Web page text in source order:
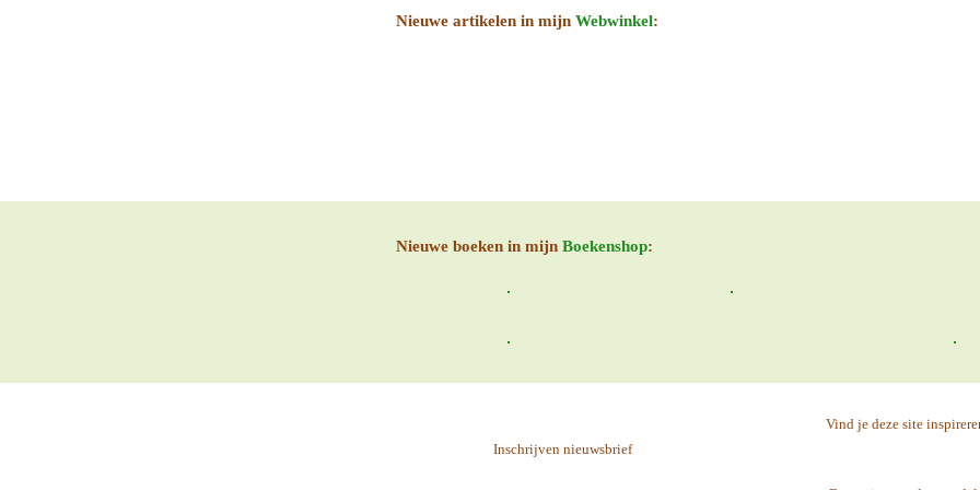
Nieuwe artikelen in mijn Webwinkel:
Nieuwe boeken in mijn Boekenshop:
Inschrijven nieuwsbrief
Vind je deze site